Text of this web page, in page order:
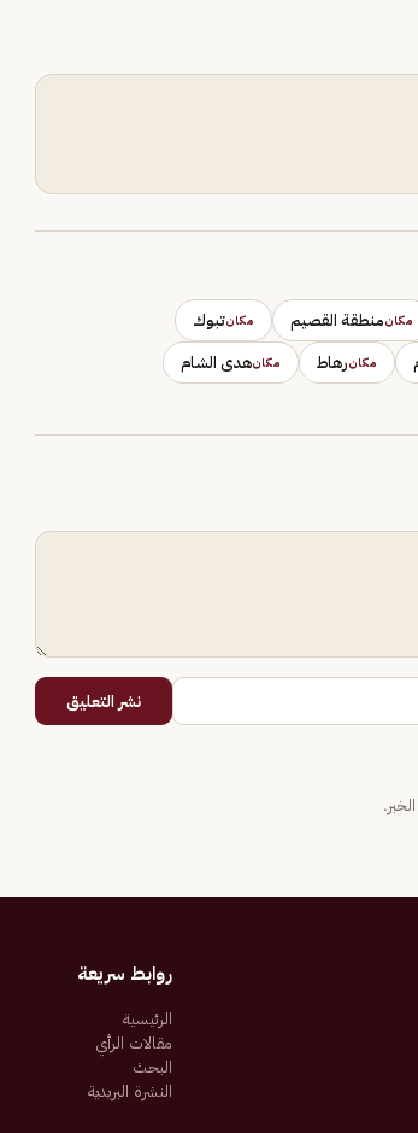
مكانمنطقة القصيم مكانتبوك
مكانرهاط مكانهدى الشام
نشر التعليق
روابط سريعة
الرئيسية
مقالات الرأي
البحث
النشرة البريدية